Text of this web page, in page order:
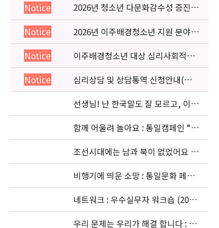
Notice
2026년 청소년 다문화감수성 증진
프로그램 「다가감」신청기관 안내
Notice
2026년 이주배경청소년 지원 분야
종사자 역량강화 교육 일정 안내
Notice
이주배경청소년 대상 심리사회적응
검사 연수동영상 개편 안내
Notice
심리상담 및 상담통역 신청안내(의뢰
서첨부)
선생님! 난 한국말도 잘 모르고, 이젠
몽골말도 잘 모르겠어요: 이주청소년
관련
함께 어울려 놀아요 : 통일캠페인 “얼
싸안고” 공동주최 (2006. 11.5)
조선시대에는 남과 북이 없었어요 :
경복궁 돌아보기 (2006. 10. 4)
비행기에 띄운 소망 : 통일문화 페스
티벌 [남북청소년대화] (2006. 9.18-
9.20)
네트워크 : 우수실무자 워크숍 (2006.
9. 18 ~ 9. 22)
우리 문제는 우리가 해결 합니다 : 청